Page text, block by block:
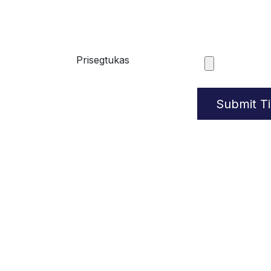
Prisegtukas
Submit